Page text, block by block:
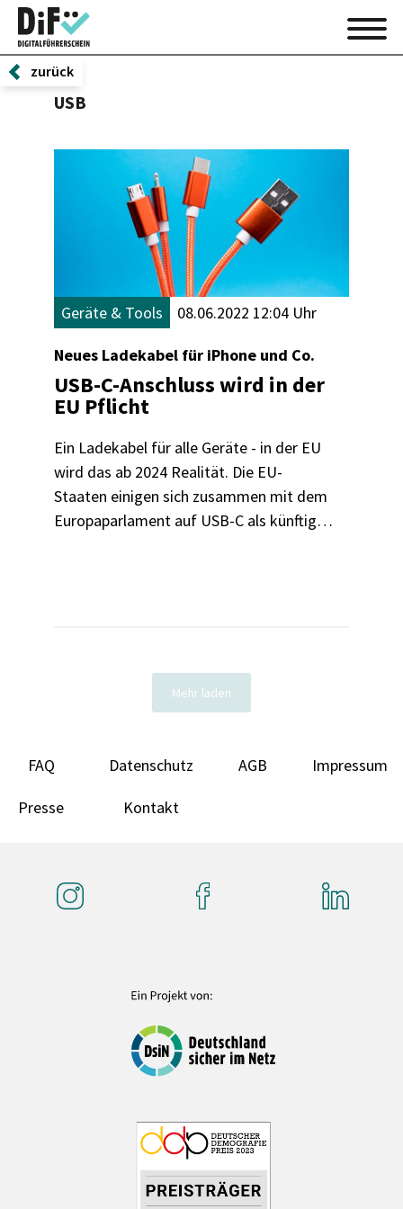
zurück
USB
Geräte & Tools 08.06.2022 12:04 Uhr
Neues Ladekabel für iPhone und Co.
USB-C-Anschluss wird in der
EU Pflicht
Ein Ladekabel für alle Geräte - in der EU
wird das ab 2024 Realität. Die EU-
Staaten einigen sich zusammen mit dem
Europaparlament auf USB-C als künftigen
Mehr laden
FAQ Datenschutz AGB Impressum
Presse Kontakt